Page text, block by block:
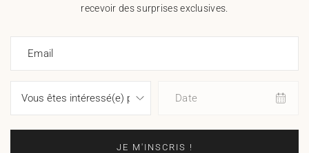
recevoir des surprises exclusives.
Email
Date
JE M'INSCRIS !